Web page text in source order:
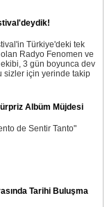
Türkiye'deki tek
Radyo Fenomen ve
3 gün boyunca dev
sizler için yerinde takip
Albüm Müjdesi
de Sentir Tanto"
Tarihi Buluşma